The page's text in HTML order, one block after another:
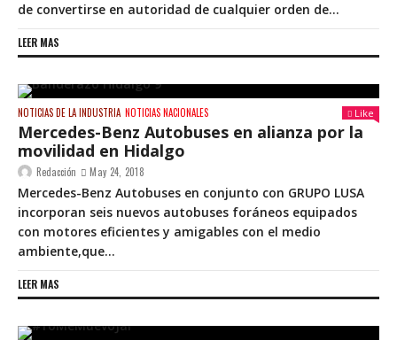
de convertirse en autoridad de cualquier orden de...
LEER MAS
NOTICIAS DE LA INDUSTRIA NOTICIAS NACIONALES Like
Mercedes-Benz Autobuses en alianza por la
movilidad en Hidalgo
Redacción May 24, 2018
Mercedes-Benz Autobuses en conjunto con GRUPO LUSA
incorporan seis nuevos autobuses foráneos equipados
con motores eficientes y amigables con el medio
ambiente,que...
LEER MAS